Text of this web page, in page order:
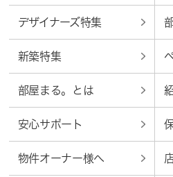
デザイナーズ特集
新築特集
部屋まる。とは
安心サポート
物件オーナー様へ